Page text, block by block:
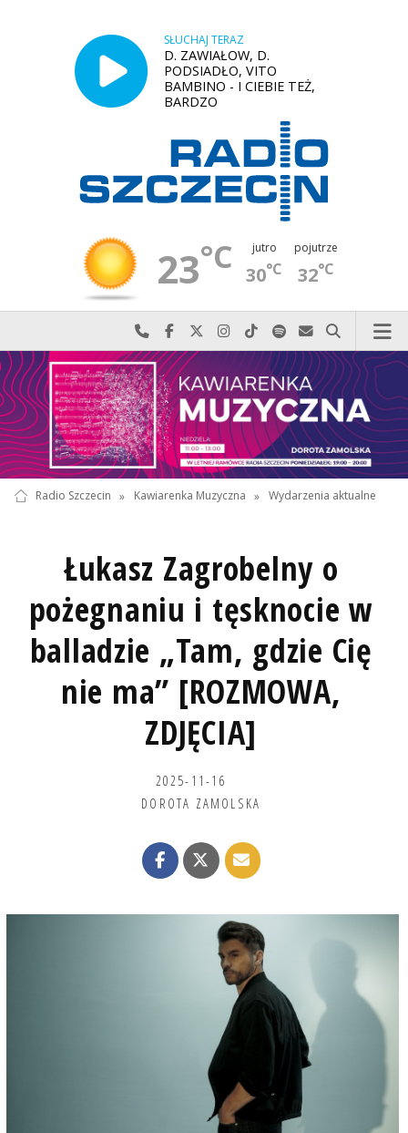
SŁUCHAJ TERAZ
D. ZAWIAŁOW, D.
PODSIADŁO, VITO
BAMBINO - I CIEBIE TEŻ,
BARDZO
23°C jutro
30°C
pojutrze
32°C
Najlepiej po prostu do nas zadzwoń
Odwiedź nas na Facebook-u
Odwiedź nas na X
Odwiedź nas na Instagram-ie
Odwiedź nas na TikTok-u
Szukaj nas na Spotify
Wyślij do nas
Szukaj
Radio Szczecin » Kawiarenka Muzyczna » Wydarzenia aktualne
Łukasz Zagrobelny o
pożegnaniu i tęsknocie w
balladzie „Tam, gdzie Cię
nie ma” [ROZMOWA,
ZDJĘCIA]
2025-11-16
DOROTA ZAMOLSKA